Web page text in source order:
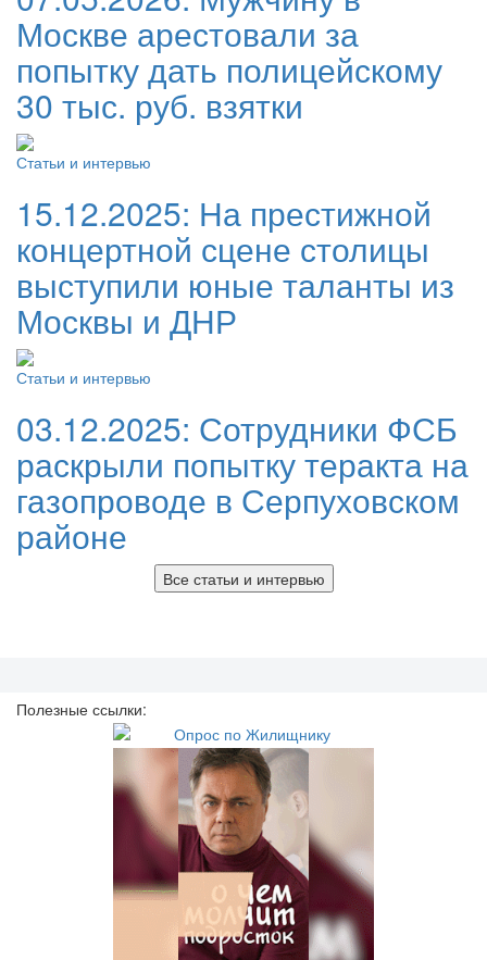
Москве арестовали за
попытку дать полицейскому
30 тыс. руб. взятки
Статьи и интервью
15.12.2025: На престижной
концертной сцене столицы
выступили юные таланты из
Москвы и ДНР
Статьи и интервью
03.12.2025: Сотрудники ФСБ
раскрыли попытку теракта на
газопроводе в Серпуховском
районе
Все статьи и интервью
Полезные ссылки: